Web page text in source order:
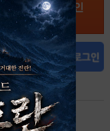
로그인
회원가입